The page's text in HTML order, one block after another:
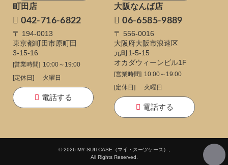
町田店
042-716-6822
〒 194-0013
東京都町田市原町田
3-15-16
[営業時間] 10:00～19:00
[定休日]
火曜日
電話する
大阪なんば店
06-6585-9889
〒 556-0016
大阪府大阪市浪速区
元町1-5-15
オカダウィーンビル1F
[営業時間] 10:00～19:00
[定休日]
火曜日
電話する
© 2026 MY SUITCASE（マイ・スーツケース）,
All Rights Reserved.